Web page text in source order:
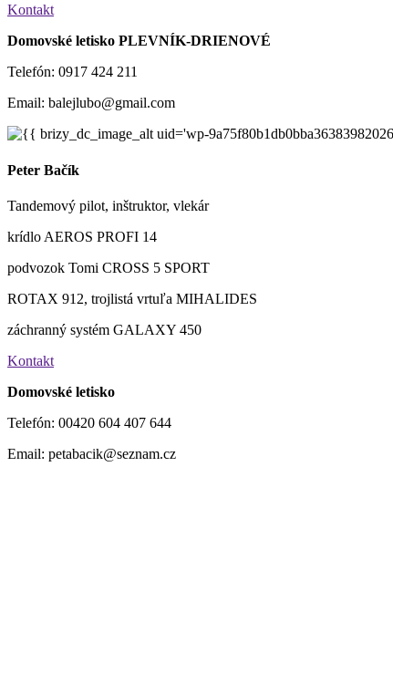
Kontakt
Domovské letisko PLEVNÍK-DRIENOVÉ
Telefón: 0917 424 211
Email: balejlubo@gmail.com
Peter Bačík
Tandemový pilot, inštruktor, vlekár
krídlo AEROS PROFI 14
podvozok Tomi CROSS 5 SPORT
ROTAX 912, trojlistá vrtuľa MIHALIDES
záchranný systém GALAXY 450
Kontakt
Domovské letisko
Telefón: 00420 604 407 644
Email: petabacik@seznam.cz